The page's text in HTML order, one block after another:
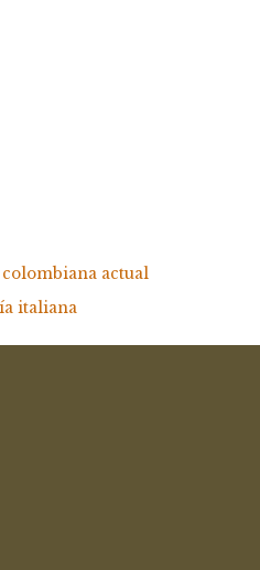
actual
italiana